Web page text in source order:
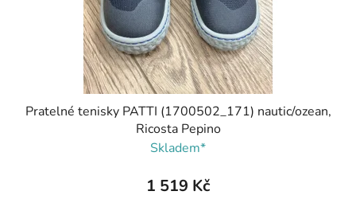
Pratelné tenisky PATTI (1700502_171) nautic/ozean,
Ricosta Pepino
Skladem*
1 519 Kč